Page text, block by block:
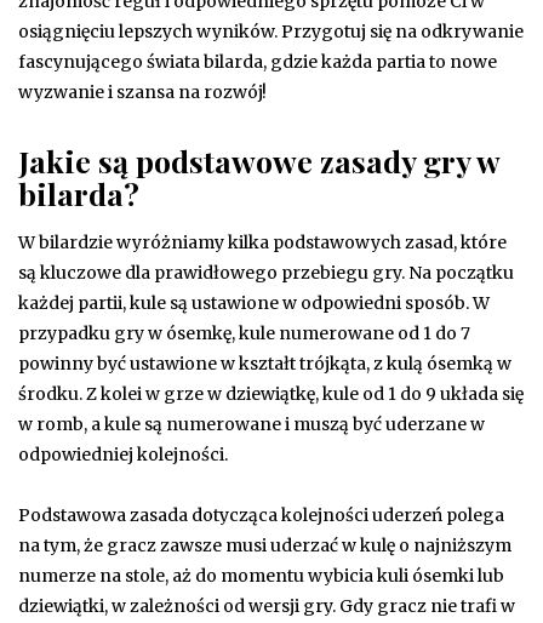
osiągnięciu lepszych wyników. Przygotuj się na odkrywanie
fascynującego świata bilarda, gdzie każda partia to nowe
wyzwanie i szansa na rozwój!
Jakie są podstawowe zasady gry w
bilarda?
W bilardzie wyróżniamy kilka podstawowych zasad, które
są kluczowe dla prawidłowego przebiegu gry. Na początku
każdej partii, kule są ustawione w odpowiedni sposób. W
przypadku gry w ósemkę, kule numerowane od 1 do 7
powinny być ustawione w kształt trójkąta, z kulą ósemką w
środku. Z kolei w grze w dziewiątkę, kule od 1 do 9 układa się
w romb, a kule są numerowane i muszą być uderzane w
odpowiedniej kolejności.
Podstawowa zasada dotycząca kolejności uderzeń polega
na tym, że gracz zawsze musi uderzać w kulę o najniższym
numerze na stole, aż do momentu wybicia kuli ósemki lub
dziewiątki, w zależności od wersji gry. Gdy gracz nie trafi w